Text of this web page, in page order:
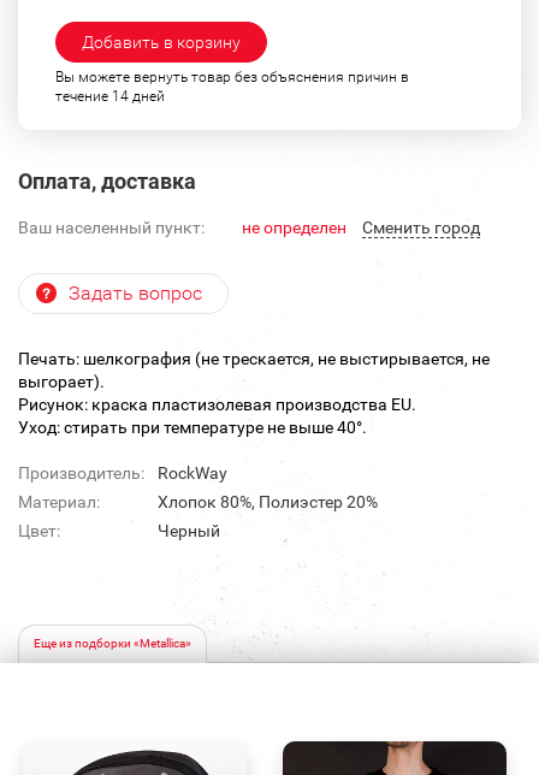
Добавить в корзину
Вы можете вернуть товар без объяснения причин в
течение 14 дней
Оплата, доставка
Ваш населенный пункт: не определен Cменить город
Задать вопрос
Печать: шелкография (не трескается, не выстирывается, не
выгорает).
Рисунок: краска пластизолевая производства EU.
Уход: стирать при температуре не выше 40°.
Производитель:
RockWay
Материал:
Хлопок 80%, Полиэстер 20%
Цвет:
Черный
Еще из подборки «Metallica»